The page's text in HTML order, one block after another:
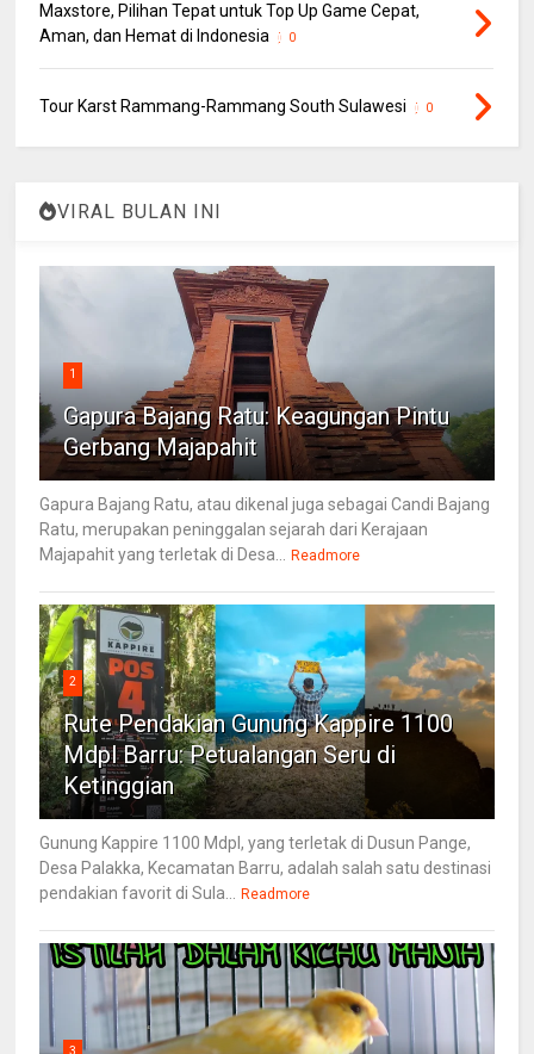
Maxstore, Pilihan Tepat untuk Top Up Game Cepat,
Aman, dan Hemat di Indonesia
0
Tour Karst Rammang-Rammang South Sulawesi 0
VIRAL BULAN INI
1
Gapura Bajang Ratu: Keagungan Pintu
Gerbang Majapahit
Gapura Bajang Ratu, atau dikenal juga sebagai Candi Bajang
Ratu, merupakan peninggalan sejarah dari Kerajaan
Majapahit yang terletak di Desa... Readmore
2
Rute Pendakian Gunung Kappire 1100
Mdpl Barru: Petualangan Seru di
Ketinggian
Gunung Kappire 1100 Mdpl, yang terletak di Dusun Pange,
Desa Palakka, Kecamatan Barru, adalah salah satu destinasi
pendakian favorit di Sula... Readmore